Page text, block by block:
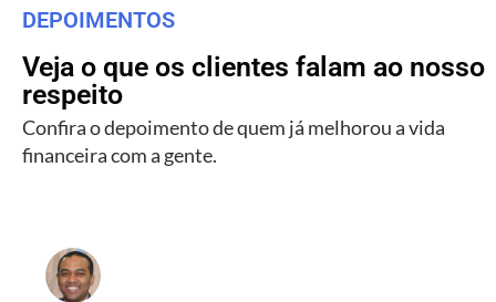
DEPOIMENTOS
Veja o que os clientes falam ao nosso
respeito
Confira o depoimento de quem já melhorou a vida
financeira com a gente.